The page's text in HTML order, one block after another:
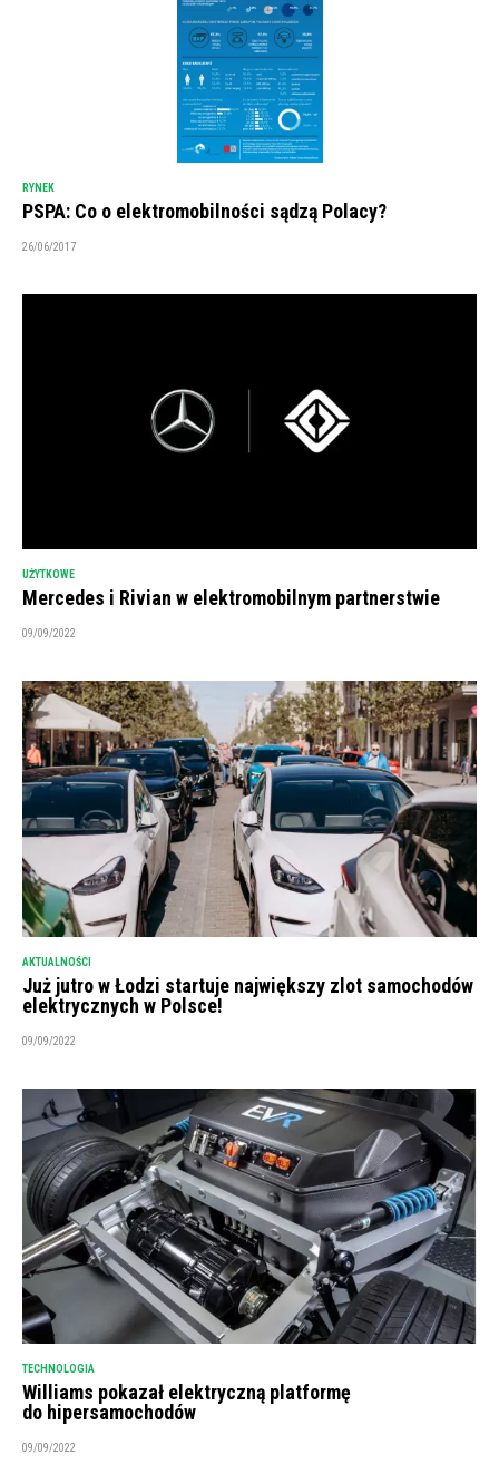
RYNEK
PSPA: Co o elektromobilności sądzą Polacy?
26/06/2017
UŻYTKOWE
Mercedes i Rivian w elektromobilnym partnerstwie
09/09/2022
AKTUALNOŚCI
Już jutro w Łodzi startuje największy zlot samochodów
elektrycznych w Polsce!
09/09/2022
TECHNOLOGIA
Williams pokazał elektryczną platformę
do hipersamochodów
09/09/2022